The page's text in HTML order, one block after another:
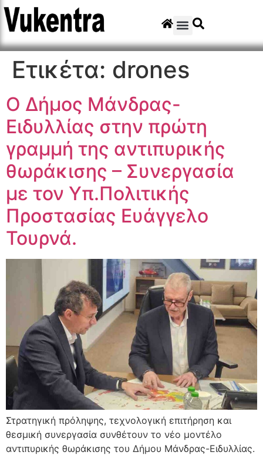
Ετικέτα: drones
Ο Δήμος Μάνδρας-
Ειδυλλίας στην πρώτη
γραμμή της αντιπυρικής
θωράκισης – Συνεργασία
με τον Υπ.Πολιτικής
Προστασίας Ευάγγελο
Τουρνά.
Στρατηγική πρόληψης, τεχνολογική επιτήρηση και
θεσμική συνεργασία συνθέτουν το νέο μοντέλο
αντιπυρικής θωράκισης του Δήμου Μάνδρας-Ειδυλλίας.